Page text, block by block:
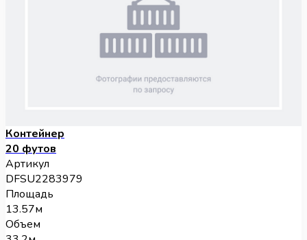
Контейнер
20 футов
Артикул
DFSU2283979
Площадь
13.57м
Объем